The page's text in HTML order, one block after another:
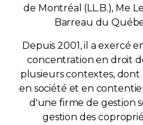
de Montréal (LL.B.), Me
Barreau du
Depuis 2001, il a exercé
concentration en droit
plusieurs contextes, dont
en société et en
d'une firme de gestion
gestion des